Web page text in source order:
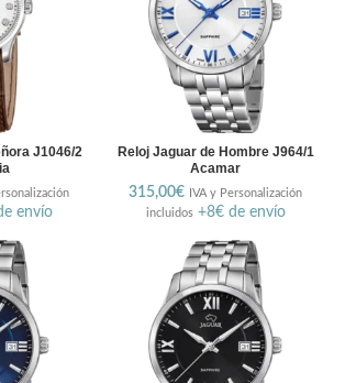
J1046/2
envío
Reloj Jaguar de Hombre J964/1
Acamar
315,00€
IVA y Personalización
incluidos +8€ de envío